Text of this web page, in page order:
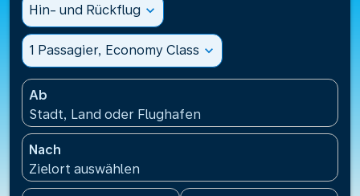
Hin- und Rückflug expand_more
1 Passagier, Economy Class expand_more
Ab
Stadt, Land oder Flughafen
Nach
Zielort auswählen